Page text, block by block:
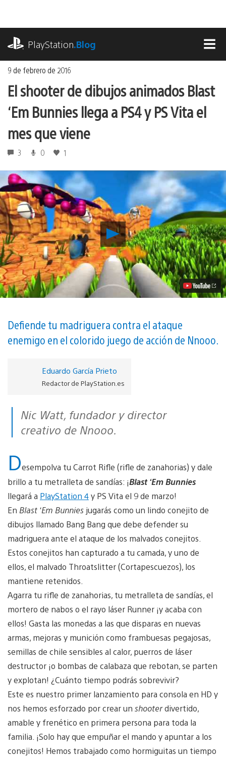
contenido
PlayStation.Blog
9 de febrero de 2016
El shooter de dibujos animados Blast
‘Em Bunnies llega a PS4 y PS Vita el
mes que viene
3 0 1
Reproducir
El
shooter
de
dibujos
animados
Blast
‘Em
a
PS4
y
PS
que
Defiende tu madriguera contra el ataque
enemigo en el colorido juego de acción de Nnooo.
Eduardo García Prieto
Redactor de PlayStation.es
Nic Watt, fundador y director
creativo de Nnooo.
Desempolva tu Carrot Rifle (rifle de zanahorias) y dale
brillo a tu metralleta de sandías: ¡Blast ‘Em Bunnies
llegará a PlayStation 4y PS Vita el 9 de marzo!
En Blast ‘Em Bunnies jugarás como un lindo conejito de
dibujos llamado Bang Bang que debe defender su
madriguera ante el ataque de los malvados conejitos.
Estos conejitos han capturado a tu camada, y uno de
ellos, el malvado Throatslitter (Cortapescuezos), los
mantiene retenidos.
Agarra tu rifle de zanahorias, tu metralleta de sandías, el
mortero de nabos o el rayo láser Runner ¡y acaba con
ellos! Gasta las monedas a las que disparas en nuevas
armas, mejoras y munición como frambuesas pegajosas,
semillas de chile sensibles al calor, puerros de láser
destructor ¡o bombas de calabaza que rebotan, se parten
y explotan! ¿Cuánto tiempo podrás sobrevivir?
Este es nuestro primer lanzamiento para consola en HD y
nos hemos esforzado por crear un shooterdivertido,
amable y frenético en primera persona para toda la
familia. ¡Solo hay que empuñar el mando y apuntar a los
conejitos! Hemos trabajado como hormiguitas un tiempo